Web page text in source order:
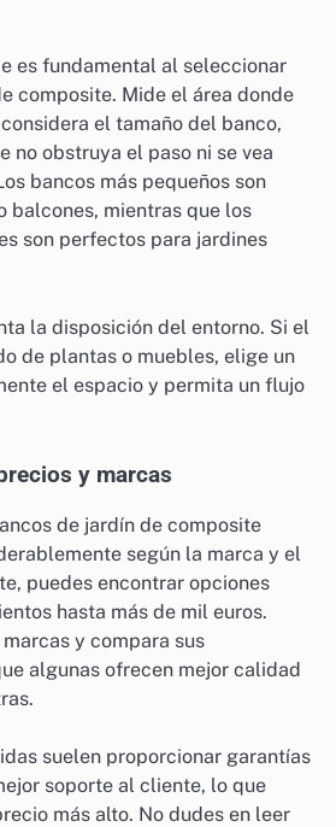
es fundamental al seleccionar
composite. Mide el área donde
el tamaño del banco,
no obstruya el paso ni se vea
bancos más pequeños son
balcones, mientras que los
son perfectos para jardines
la disposición del entorno. Si el
de plantas o muebles, elige un
el espacio y permita un flujo
y marcas
de jardín de composite
según la marca y el
puedes encontrar opciones
hasta más de mil euros.
y compara sus
algunas ofrecen mejor calidad
suelen proporcionar garantías
soporte al cliente, lo que
más alto. No dudes en leer